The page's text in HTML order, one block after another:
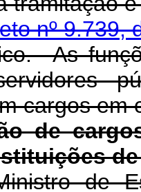
nº 9.739,
As
cargos em
de
de